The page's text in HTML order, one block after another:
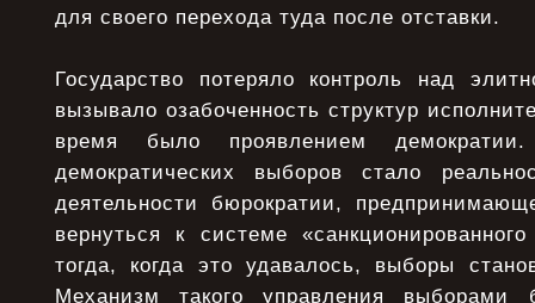
для своего перехода туда после отставки.
Государство потеряло контроль над
вызывало озабоченность структур
время было проявлением
демократических выборов стало
деятельности бюрократии,
вернуться к системе
тогда, когда это удавалось, выборы
Механизм такого управления